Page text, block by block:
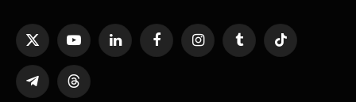
X
YouTubeLinkedIn FacebookInstagramTumblr TikTok
TelegramThreads